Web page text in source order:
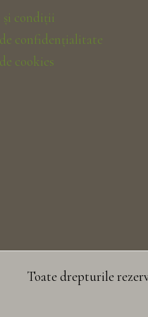
condiții
confidențialitate
cookies
Toate drepturile